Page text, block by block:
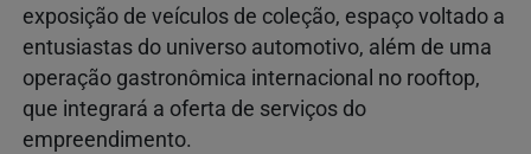
exposição de veículos de coleção, espaço voltado a
entusiastas do universo automotivo, além de uma
operação gastronômica internacional no rooftop,
que integrará a oferta de serviços do
empreendimento.